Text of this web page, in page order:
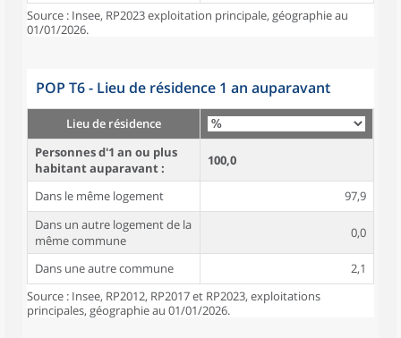
Source : Insee, RP2023 exploitation principale, géographie au
01/01/2026.
POP T6 - Lieu de résidence 1 an auparavant
Lieu de résidence
Personnes d'1 an ou plus
habitant auparavant :
100,0
Dans le même logement
97,9
Dans un autre logement de la
même commune
0,0
Dans une autre commune
2,1
Source : Insee, RP2012, RP2017 et RP2023, exploitations
principales, géographie au 01/01/2026.